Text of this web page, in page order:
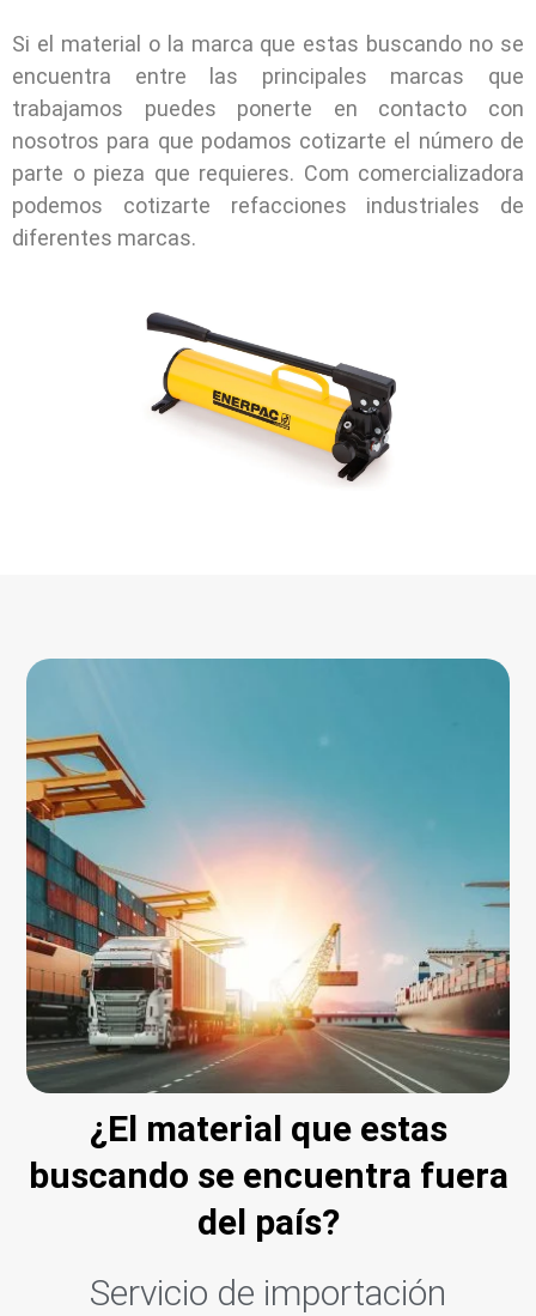
Si el material o la marca que estas buscando no se
encuentra entre las principales marcas que
trabajamos puedes ponerte en contacto con
nosotros para que podamos cotizarte el número de
parte o pieza que requieres. Com comercializadora
podemos cotizarte refacciones industriales de
diferentes marcas.
¿El material que estas
buscando se encuentra fuera
del país?
Servicio de importación